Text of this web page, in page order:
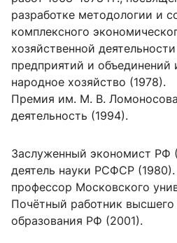
разработке методологии и
комплексного
хозяйственной
предприятий и объединений
народное хозяйство (1978).
Премия им. М. В. Ломоносова
деятельность (1994).
Заслуженный экономист РФ
деятель науки РСФСР
профессор Московского
Почётный работник высшего
образования РФ (2001).